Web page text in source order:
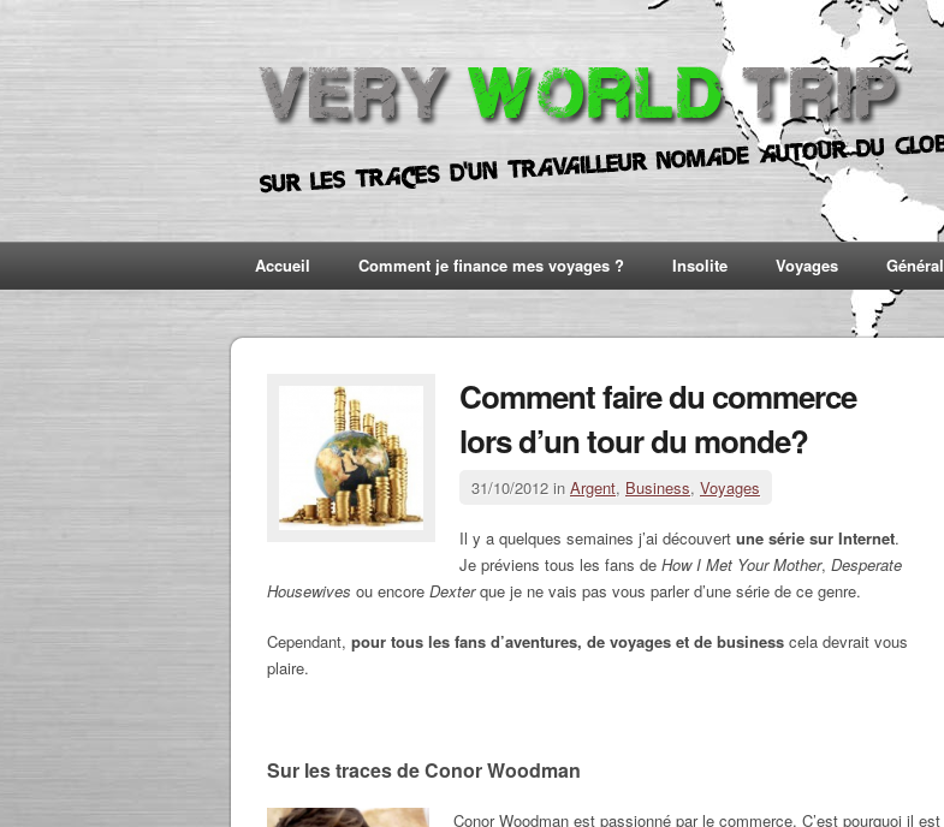
Accueil Comment je finance mes voyages ? Insolite Voyages Général
Comment faire du commerce
lors d’un tour du monde?
31/10/2012 in Argent, Business, Voyages
Il y a quelques semaines j’ai découvert une série sur Internet.
Je préviens tous les fans de How I Met Your Mother, Desperate
Housewives ou encore Dexterque je ne vais pas vous parler d’une série de ce genre.
Cependant, pour tous les fans d’aventures, de voyages et de business cela devrait vous
plaire.
Sur les traces de Conor Woodman
Conor Woodman est passionné par le commerce. C’est pourquoi il est